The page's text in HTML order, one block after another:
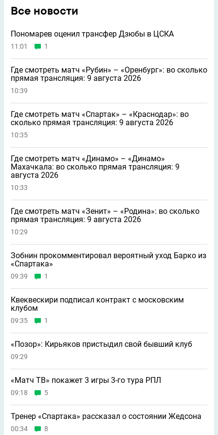
Все новости
Пономарев оценил трансфер Дзюбы в ЦСКА
11:01 1
Где смотреть матч «Рубин» – «Оренбург»: во сколько
прямая трансляция: 9 августа 2026
10:39
Где смотреть матч «Спартак» – «Краснодар»: во
сколько прямая трансляция: 9 августа 2026
10:35
Где смотреть матч «Динамо» – «Динамо»
Махачкала: во сколько прямая трансляция: 9
августа 2026
10:33
Где смотреть матч «Зенит» – «Родина»: во сколько
прямая трансляция: 9 августа 2026
10:29
Зобнин прокомментировал вероятный уход Барко из
«Спартака»
09:39 1
Квеквескири подписал контракт с московским
клубом
09:35 1
«Позор»: Кирьяков пристыдил свой бывший клуб
09:29
«Матч ТВ» покажет 3 игры 3-го тура РПЛ
09:18 5
Тренер «Спартака» рассказал о состоянии Жедсона
00:34 8